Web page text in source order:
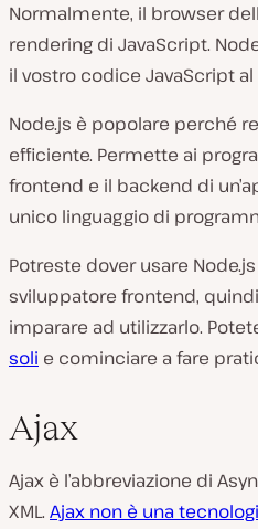
Normalmente, il browser
rendering di JavaScript.
il vostro codice JavaScript
Node.js è popolare perché
efficiente. Permette ai
frontend e il backend di
unico linguaggio di
Potreste dover usare
sviluppatore frontend,
imparare ad utilizzarlo.
soli e cominciare a fare
Ajax
Ajax è l’abbreviazione di
XML. Ajax non è una